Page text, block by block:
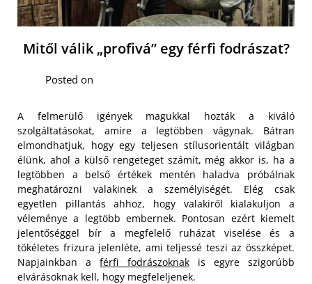
Mitől válik „profivá” egy férfi fodrászat?
Posted on
A felmerülő igények magukkal hozták a kiváló
szolgáltatásokat, amire a legtöbben vágynak. Bátran
elmondhatjuk, hogy egy teljesen stílusorientált világban
élünk, ahol a külső rengeteget számít, még akkor is, ha a
legtöbben a belső értékek mentén haladva próbálnak
meghatározni valakinek a személyiségét. Elég csak
egyetlen pillantás ahhoz, hogy valakiről kialakuljon a
véleménye a legtöbb embernek. Pontosan ezért kiemelt
jelentőséggel bír a megfelelő ruházat viselése és a
tökéletes frizura jelenléte, ami teljessé teszi az összképet.
Napjainkban aférfi fodrászoknakis egyre szigorúbb
elvárásoknak kell, hogy megfeleljenek.